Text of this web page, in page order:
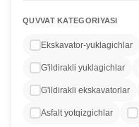
QUVVAT KATEGORIYASI
Ekskavator-yuklagichlar
G'ildirakli yuklagichlar
G'ildirakli ekskavatorlar
Asfalt yotqizgichlar